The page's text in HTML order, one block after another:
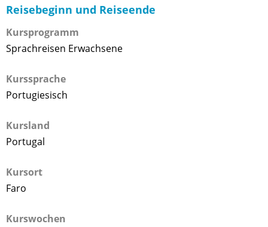
Reisebeginn und Reiseende
Kursprogramm
Sprachreisen Erwachsene
Kurssprache
Portugiesisch
Kursland
Portugal
Kursort
Faro
Kurswochen